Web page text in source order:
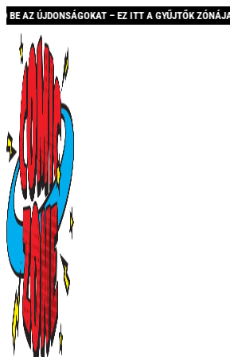
– EZ ITT A GYŰJTŐK ZÓNÁJA,